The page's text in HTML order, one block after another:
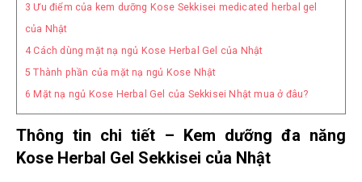
3 Ưu điểm của kem dưỡng Kose Sekkisei medicated herbal gel
của Nhật
4Cách dùng mặt nạ ngủ Kose Herbal Gel của Nhật
5 Thành phần của mặt nạ ngủ Kose Nhật
6 Mặt nạ ngủ Kose Herbal Gel của Sekkisei Nhật mua ở đâu?
Thông tin chi tiết – Kem dưỡng đa năng
Kose Herbal Gel Sekkisei của Nhật